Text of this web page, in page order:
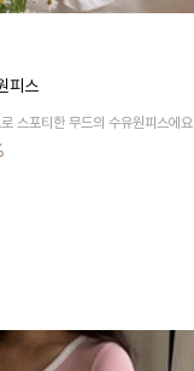
피스
스포티한 무드의 수유원피스에요